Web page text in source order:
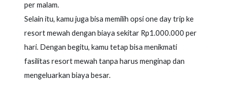
per malam.
Selain itu, kamu juga bisa memilih opsi one day trip ke
resort mewah dengan biaya sekitar Rp1.000.000 per
hari. Dengan begitu, kamu tetap bisa menikmati
fasilitas resort mewah tanpa harus menginap dan
mengeluarkan biaya besar.